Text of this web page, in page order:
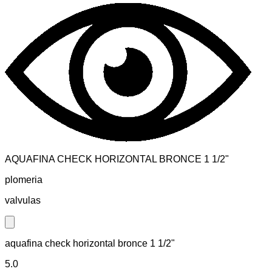
AQUAFINA CHECK HORIZONTAL BRONCE 1 1/2"
plomeria
valvulas
Close modal
aquafina check horizontal bronce 1 1/2"
5.0